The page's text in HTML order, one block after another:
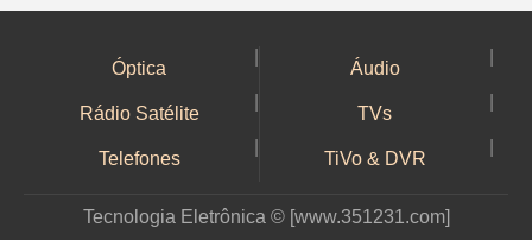
Óptica Áudio
Rádio Satélite TVs
Telefones TiVo & DVR
Tecnologia Eletrônica © [www.351231.com]